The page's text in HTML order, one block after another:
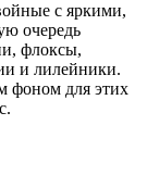
с яркими,
очередь
флоксы,
и лилейники.
фоном для этих